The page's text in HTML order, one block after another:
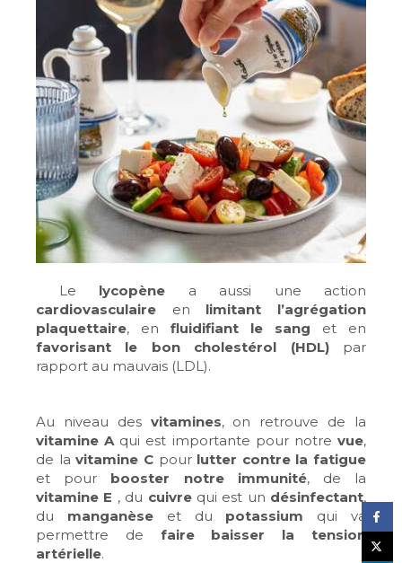
Le lycopène a aussi une action
cardiovasculaire en limitant l’agrégation
plaquettaire, en fluidifiant le sang et en
favorisant le bon cholestérol (HDL)par
rapport au mauvais (LDL).
Au niveau des vitamines, on retrouve de la
vitamine Aqui est importante pour notrevue,
de lavitamine Cpour lutter contre la fatigue
et pour booster notre immunité, de la
vitamine E , du cuivrequi est un désinfectant,
du manganèseet du potassium qui va
permettre de faire baisser la tension
artérielle.